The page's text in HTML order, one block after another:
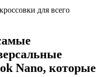
Nano, которые